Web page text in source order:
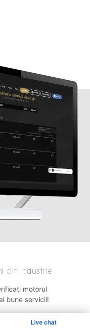
Live chat
din industrie
motorul
bune servicii!